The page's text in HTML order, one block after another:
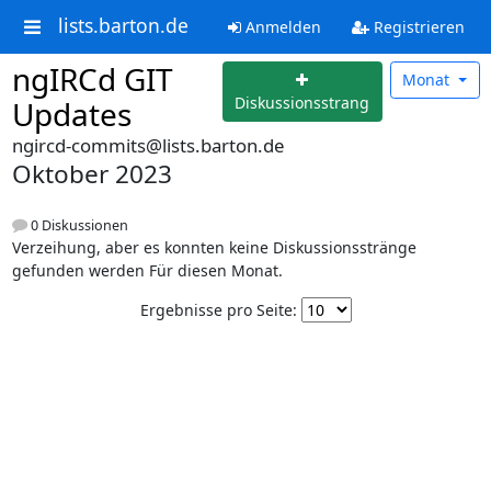
lists.barton.de Anmelden Registrieren
ngIRCd GIT
Updates
Diskussionsstrang
Monat
ngircd-commits@lists.barton.de
Oktober 2023
0 Diskussionen
Verzeihung, aber es konnten keine Diskussionsstränge
gefunden werden Für diesen Monat.
Ergebnisse pro Seite: